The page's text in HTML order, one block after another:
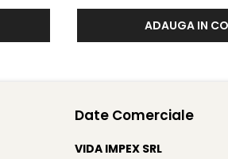
ADAUGA IN
Date Comerciale
VIDA IMPEX SRL